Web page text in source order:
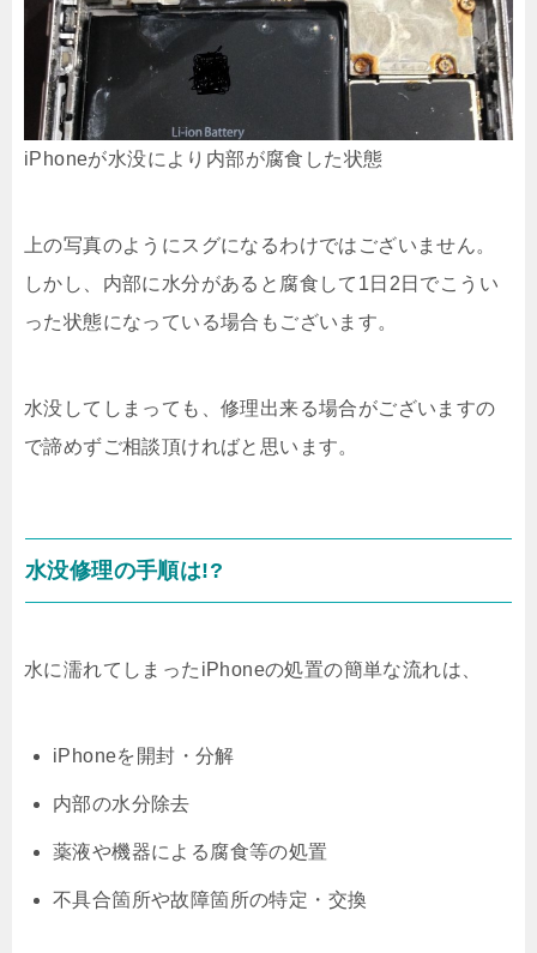
iPhoneが水没により内部が腐食した状態
上の写真のようにスグになるわけではございません。
しかし、内部に水分があると腐食して1日2日でこうい
った状態になっている場合もございます。
水没してしまっても、修理出来る場合がございますの
で諦めずご相談頂ければと思います。
水没修理の手順は!?
水に濡れてしまったiPhoneの処置の簡単な流れは、
iPhoneを開封・分解
内部の水分除去
薬液や機器による腐食等の処置
不具合箇所や故障箇所の特定・交換